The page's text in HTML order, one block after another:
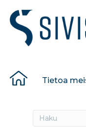
Tietoa